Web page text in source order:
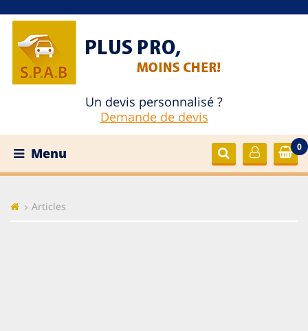
Un devis personnalisé ?
Demande de devis
0
Menu
Articles